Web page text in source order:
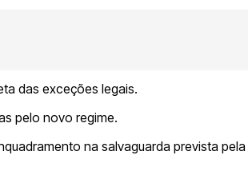
das exceções legais.
pelo novo regime.
na salvaguarda prevista